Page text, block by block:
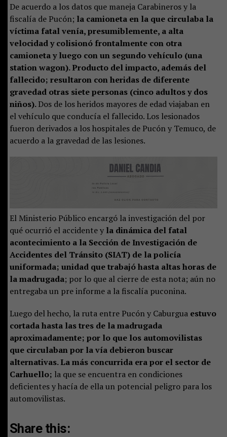
De acuerdo a los datos que maneja Carabineros y la
fiscalía de Pucón; la camioneta en la que circulaba la
víctima fatal venía, presumiblemente, a alta
velocidad y colisionó frontalmente con otra
camioneta y luego con un segundo vehículo (una
station wagon). Producto del impacto, además del
fallecido; resultaron con heridas de diferente
gravedad otras siete personas (cinco adultos y dos
niños).Dos de los heridos mayores de edad viajaban en
el vehículo que conducía el fallecido. Los lesionados
fueron derivados a los hospitales de Pucón y Temuco, de
acuerdo a la gravedad de las lesiones.
El Ministerio Público encargó la investigación del por
qué ocurrió el accidente y la dinámica del fatal
acontecimiento a la Sección de Investigación de
Accidentes del Tránsito (SIAT) de la policía
uniformada; unidad que trabajó hasta altas horas de
la madrugada; por lo que al cierre de esta nota; aún no
entregaba un pre informe a la fiscalía puconina.
Luego del hecho, la ruta entre Pucón y Caburgua estuvo
cortada hasta las tres de la madrugada
aproximadamente; por lo que los automovilistas
que circulaban por la vía debieron buscar
alternativas. La más concurrida era por el sector de
Carhuello; la que se encuentra en condiciones
deficientes y hacía de ella un potencial peligro para los
automovilistas.
Share this: